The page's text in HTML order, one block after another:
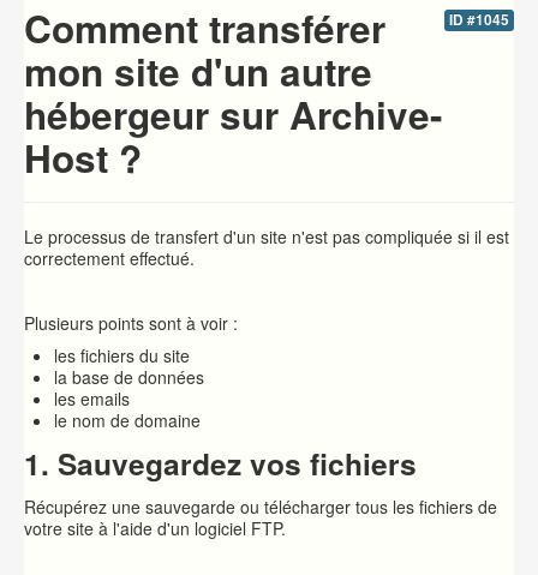
ID #1045
Comment transférer
mon site d'un autre
hébergeur sur Archive-
Host ?
Le processus de transfert d'un site n'est pas compliquée si il est
correctement effectué.
Plusieurs points sont à voir :
les fichiers du site
la base de données
les emails
le nom de domaine
1. Sauvegardez vos fichiers
Récupérez une sauvegarde ou télécharger tous les fichiers de
votre site à l'aide d'un logiciel FTP.